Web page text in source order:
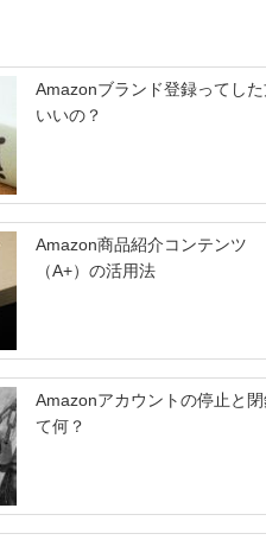
Amazonブランド登録ってし
いいの？
Amazon商品紹介コンテンツ
（A+）の活用法
Amazonアカウントの停止と閉
て何？